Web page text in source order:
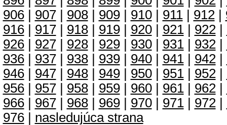
906| 907| 908| 909| 910| 911| 912|
916| 917| 918| 919| 920| 921| 922|
926| 927| 928| 929| 930| 931| 932|
936| 937| 938| 939| 940| 941| 942|
946| 947| 948| 949| 950| 951| 952|
956| 957| 958| 959| 960| 961| 962|
966| 967| 968| 969| 970| 971| 972|
976| nasledujúca strana